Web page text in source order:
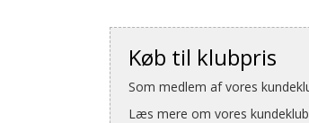
Køb til klubpris
Som medlem af vores
Læs mere om vores